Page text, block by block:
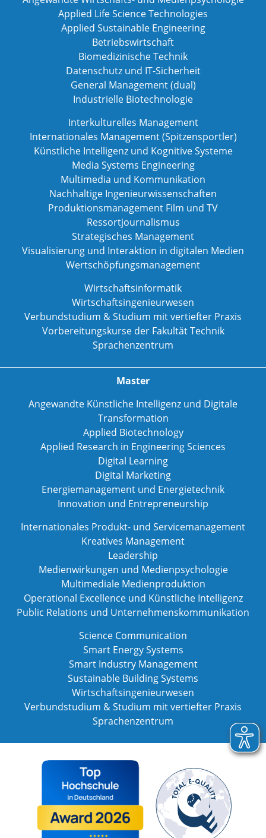
Applied Life Science Technologies
Applied Sustainable Engineering
Betriebswirtschaft
Biomedizinische Technik
Datenschutz und IT-Sicherheit
General Management (dual)
Industrielle Biotechnologie
Interkulturelles Management
Internationales Management (Spitzensportler)
Künstliche Intelligenz und Kognitive Systeme
Media Systems Engineering
Multimedia und Kommunikation
Nachhaltige Ingenieurwissenschaften
Produktionsmanagement Film und TV
Ressortjournalismus
Strategisches Management
Visualisierung und Interaktion in digitalen Medien
Wertschöpfungsmanagement
Wirtschaftsinformatik
Wirtschaftsingenieurwesen
Verbundstudium & Studium mit vertiefter Praxis
Vorbereitungskurse der Fakultät Technik
Sprachenzentrum
Master
Angewandte Künstliche Intelligenz und Digitale
Transformation
Applied Biotechnology
Applied Research in Engineering Sciences
Digital Learning
Digital Marketing
Energiemanagement und Energietechnik
Innovation und Entrepreneurship
Internationales Produkt- und Servicemanagement
Kreatives Management
Leadership
Medienwirkungen und Medienpsychologie
Multimediale Medienproduktion
Operational Excellence und Künstliche Intelligenz
Public Relations und Unternehmenskommunikation
Science Communication
Smart Energy Systems
Smart Industry Management
Sustainable Building Systems
Wirtschaftsingenieurwesen
Verbundstudium & Studium mit vertiefter Praxis
Sprachenzentrum